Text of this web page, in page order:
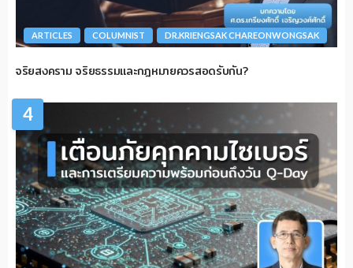
ARTICLES COLUMNIST DR.KRIENGSAK CHAREONWONGSAK
จริยสงคราม จริยธรรมและกฎหมายควรสอดรับกัน?
4